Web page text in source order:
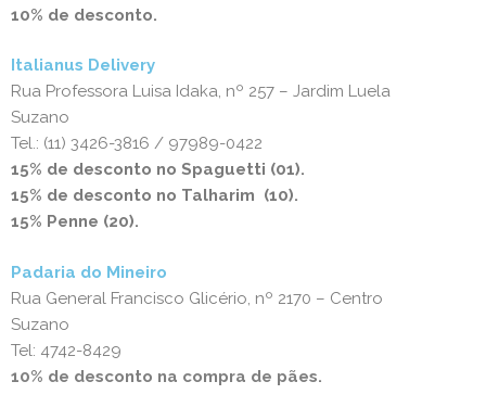
10% de desconto.
Italianus Delivery
Rua Professora Luisa Idaka, nº 257 – Jardim Luela
Suzano
Tel.: (11) 3426-3816 / 97989-0422
15% de desconto no Spaguetti (01).
15% de desconto no Talharim (10).
15% Penne (20).
Padaria do Mineiro
Rua General Francisco Glicério, nº 2170 – Centro
Suzano
Tel: 4742-8429
10% de desconto na compra de pães.